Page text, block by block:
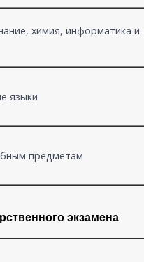
химия, информатика и
языки
предметам
экзамена